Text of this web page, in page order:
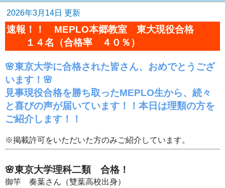
2026年3月14日 更新
速報！！ MEPLO本郷教室 東大現役合格
１４名（合格率 ４０％）
🌸東京大学に合格された皆さん、おめでとうござ
います！🌸
見事現役合格を勝ち取ったMEPLO生から、続々
と喜びの声が届いています！！本日は理類の方を
ご紹介します！！
※掲載許可をいただいた方のみご紹介しています。
🌸東京大学理科二類 合格！
御竿 奏葉さん（雙葉高校出身）